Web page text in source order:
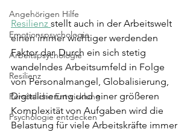
Angehörigen Hilfe
Emotionspsychologie
Arbeitspsychologie
Resilienz
Persönliche Entwicklung
Psychologie entdecken
Resilienz stellt auch in der Arbeitswelt
einen immer wichtiger werdenden
Faktor dar. Durch ein sich stetig
wandelndes Arbeitsumfeld in Folge
von Personalmangel, Globalisierung,
Digitalisierung und einer größeren
Komplexität von Aufgaben wird die
Belastung für viele Arbeitskräfte immer